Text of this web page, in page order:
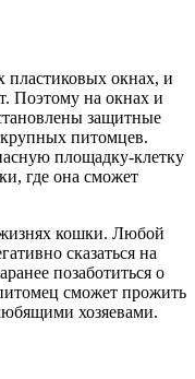
окнах, и
Поэтому на окнах и
защитные
питомцев.
площадку-клетку
где она сможет
жизнях кошки. Любой
сказаться на
позаботиться о
сможет прожить
хозяевами.